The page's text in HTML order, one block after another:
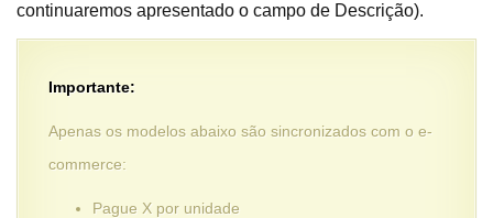
continuaremos apresentado o campo de Descrição).
Importante:
Apenas os modelos abaixo são sincronizados com o e-
commerce:
Pague X por unidade